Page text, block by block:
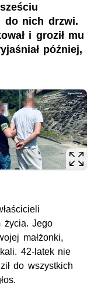
do nich drzwi.
i groził mu
później,
życia. Jego
małżonki,
42-latek nie
do wszystkich